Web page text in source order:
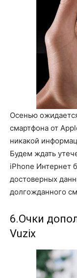
Осенью
смартфона от
никакой
Будем ждать
iPhone Интернет
достоверных
долгожданного
6.Очки
Vuzix